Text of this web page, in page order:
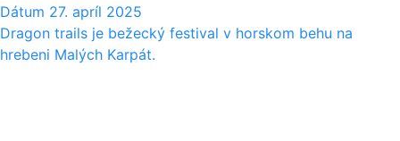
Dátum 27. apríl 2025
Dragon trails je bežecký festival v horskom behu na
hrebeni Malých Karpát.